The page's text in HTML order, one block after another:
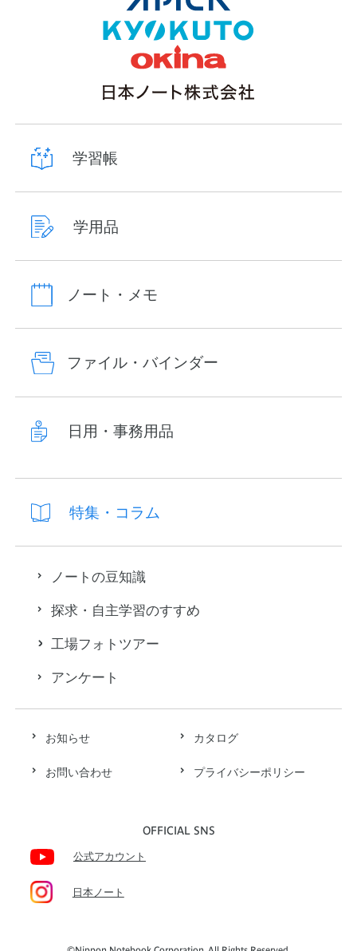
お知らせ カタログ
お問い合わせ プライバシーポリシー
OFFICIAL SNS
公式アカウント
日本ノート
学習帳
学用品
ノート・メモ
ファイル・バインダー
日用・事務用品
特集・コラム
ノートの豆知識
探求・自主学習のすすめ
工場フォトツアー
アンケート